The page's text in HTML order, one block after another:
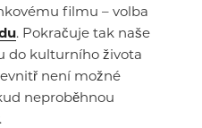
filmu – volba
. Pokračuje tak naše
do kulturního života
není možné
neproběhnou